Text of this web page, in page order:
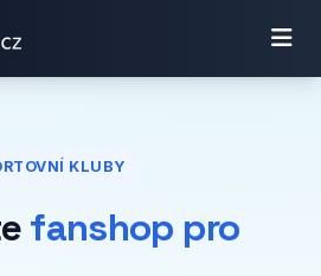
KLUBY
fanshop pro